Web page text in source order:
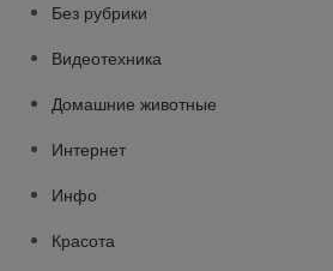
Без рубрики
Видеотехника
Домашние животные
Интернет
Инфо
Красота